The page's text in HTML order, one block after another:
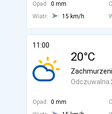
Opad: 0 mm
Wiatr:
15 km/h
11:00
20°C
Odczuwalna
Opad: 0 mm